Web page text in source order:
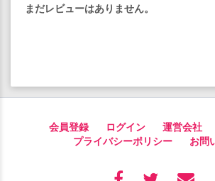
まだレビューはありません。
会員登録 ログイン 運営会社
プライバシーポリシー
お問